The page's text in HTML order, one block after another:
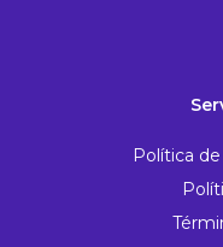
Política